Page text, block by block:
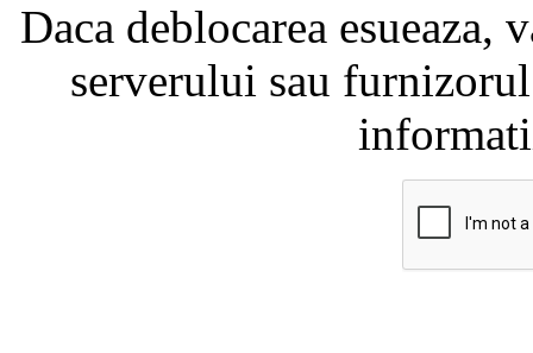
Daca deblocarea
serverului sau